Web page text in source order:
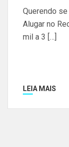
Querendo
Alugar no
mil a 3 […]
LEIA MAIS